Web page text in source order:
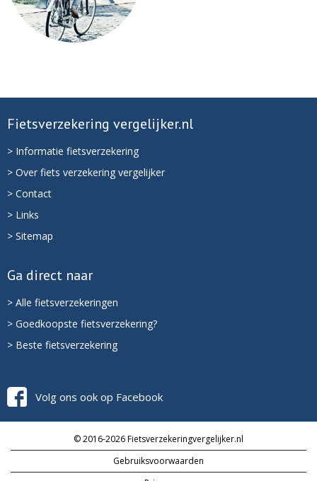
Fietsverzekering vergelijker.nl
> Informatie fietsverzekering
> Over fiets verzekering vergelijker
> Contact
> Links
> Sitemap
Ga direct naar
> Alle fietsverzekeringen
> Goedkoopste fietsverzekering?
> Beste fietsverzekering
Volg ons ook op Facebook
© 2016-2026 Fietsverzekeringvergelijker.nl
Gebruiksvoorwaarden